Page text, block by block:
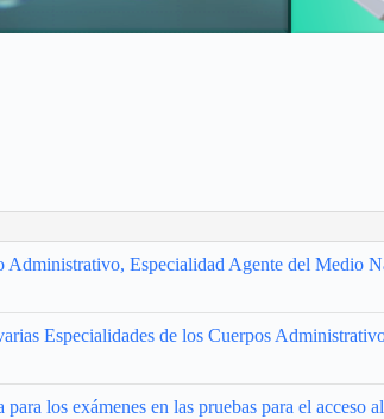
Administrativo, Especialidad Agente del Medio
Especialidades de los Cuerpos
los exámenes en las pruebas para el